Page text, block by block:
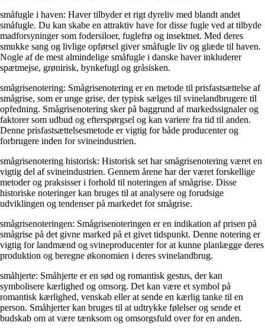
småfugle i haven: Haver tilbyder et rigt dyreliv med blandt andet
småfugle. Du kan skabe en attraktiv have for disse fugle ved at tilbyde
madforsyninger som fodersiloer, fuglefrø og insektnet. Med deres
smukke sang og livlige opførsel giver småfugle liv og glæde til haven.
Nogle af de mest almindelige småfugle i danske haver inkluderer
spætmejse, grønirisk, bynkefugl og gråsisken.
smågrisenotering: Smågrisenotering er en metode til prisfastsættelse af
smågrise, som er unge grise, der typisk sælges til svinelandbrugere til
opfedning. Smågrisenotering sker på baggrund af markedssignaler og
faktorer som udbud og efterspørgsel og kan variere fra tid til anden.
Denne prisfastsættelsesmetode er vigtig for både producenter og
forbrugere inden for svineindustrien.
smågrisenotering historisk: Historisk set har smågrisenotering været en
vigtig del af svineindustrien. Gennem årene har der været forskellige
metoder og praksisser i forhold til noteringen af smågrise. Disse
historiske noteringer kan bruges til at analysere og forudsige
udviklingen og tendenser på markedet for smågrise.
smågrisenoteringen: Smågrisenoteringen er en indikation af prisen på
smågrise på det givne marked på et givet tidspunkt. Denne notering er
vigtig for landmænd og svineproducenter for at kunne planlægge deres
produktion og beregne økonomien i deres svinelandbrug.
småhjerte: Småhjerte er en sød og romantisk gestus, der kan
symbolisere kærlighed og omsorg. Det kan være et symbol på
romantisk kærlighed, venskab eller at sende en kærlig tanke til en
person. Småhjerter kan bruges til at udtrykke følelser og sende et
budskab om at være tænksom og omsorgsfuld over for en anden.